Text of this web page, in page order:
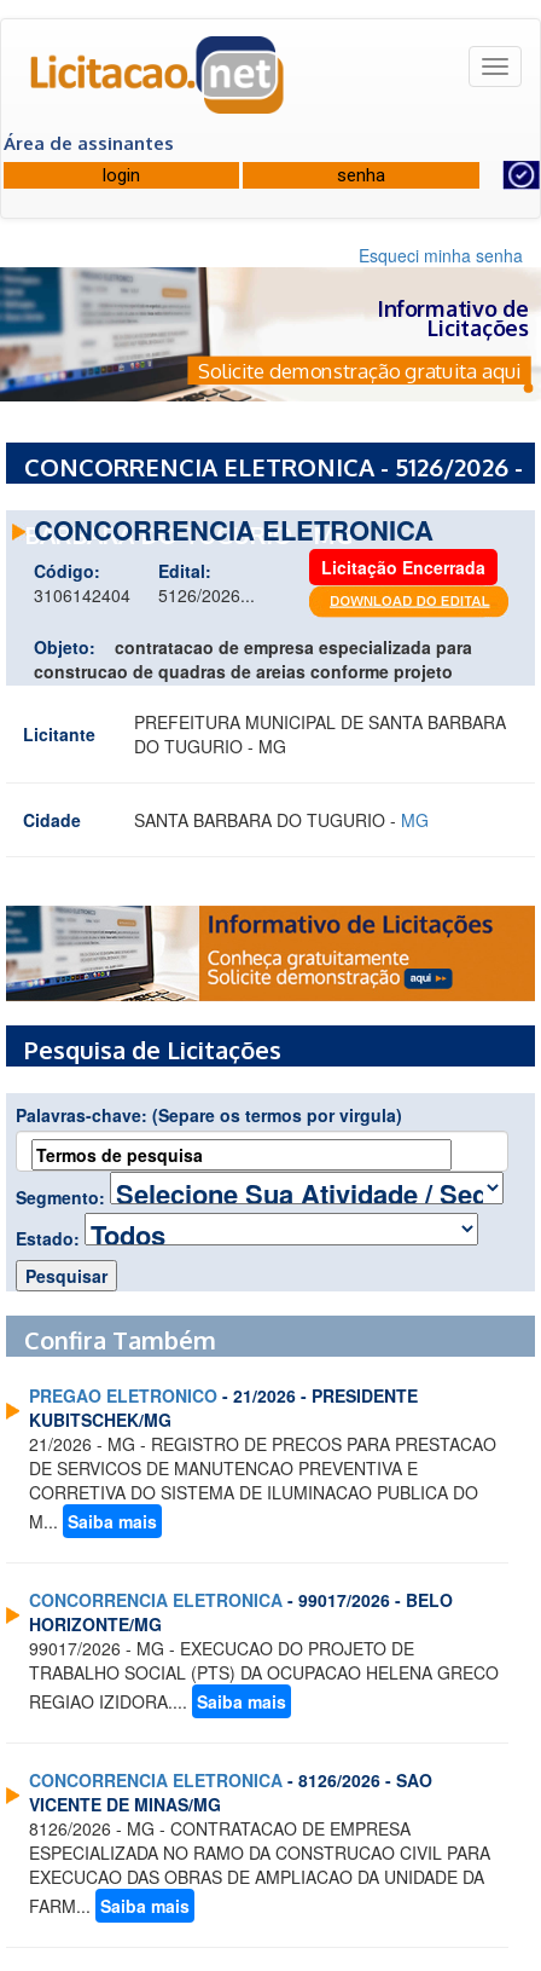
Área de assinantes
Esqueci minha senha
Informativo de
Licitações
Solicite demonstração gratuita aqui
CONCORRENCIA ELETRONICA - 5126/2026 -
BARBARA DO TUGURIO - MG
CONCORRENCIA ELETRONICA
Código:
3106142404
Edital:
5126/2026...
Licitação Encerrada
Objeto:
contratacao de empresa especializada para
construcao de quadras de areias conforme projeto
Licitante
PREFEITURA MUNICIPAL DE SANTA BARBARA
DO TUGURIO - MG
Cidade SANTA BARBARA DO TUGURIO - MG
Pesquisa de Licitações
Palavras-chave: (Separe os termos por virgula)
Segmento:
Estado:
Confira Também
PREGAO ELETRONICO - 21/2026 - PRESIDENTE
KUBITSCHEK/MG
21/2026 - MG - REGISTRO DE PRECOS PARA PRESTACAO
DE SERVICOS DE MANUTENCAO PREVENTIVA E
CORRETIVA DO SISTEMA DE ILUMINACAO PUBLICA DO
M... Saiba mais
CONCORRENCIA ELETRONICA - 99017/2026 - BELO
HORIZONTE/MG
99017/2026 - MG - EXECUCAO DO PROJETO DE
TRABALHO SOCIAL (PTS) DA OCUPACAO HELENA GRECO
REGIAO IZIDORA.... Saiba mais
CONCORRENCIA ELETRONICA - 8126/2026 - SAO
VICENTE DE MINAS/MG
8126/2026 - MG - CONTRATACAO DE EMPRESA
ESPECIALIZADA NO RAMO DA CONSTRUCAO CIVIL PARA
EXECUCAO DAS OBRAS DE AMPLIACAO DA UNIDADE DA
FARM... Saiba mais